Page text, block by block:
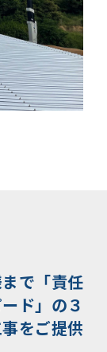
で 「責任
ド」の３
をご提供